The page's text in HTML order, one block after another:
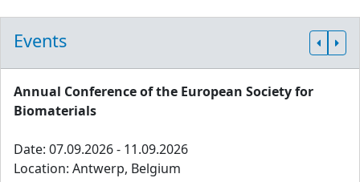
Events
Annual Conference of the European Society for
Biomaterials
Date: 07.09.2026 - 11.09.2026
Location: Antwerp, Belgium